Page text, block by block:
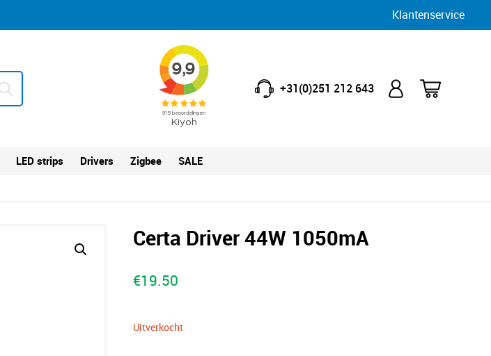
Klantenservice
+31(0)251 212 643
LED strips Drivers Zigbee SALE
Certa Driver 44W 1050mA
€19.50
Uitverkocht